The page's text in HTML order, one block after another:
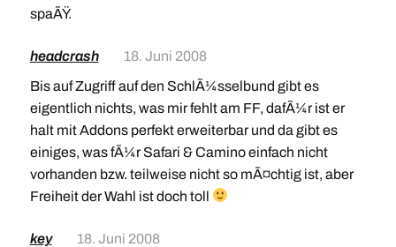
spaÃŸ.
headcrash
18. Juni 2008
Bis auf Zugriff auf den SchlÃ¼sselbund gibt es
eigentlich nichts, was mir fehlt am FF, dafÃ¼r ist er
halt mit Addons perfekt erweiterbar und da gibt es
einiges, was fÃ¼r Safari & Camino einfach nicht
vorhanden bzw. teilweise nicht so mÃ¤chtig ist, aber
Freiheit der Wahl ist doch toll
key
18. Juni 2008